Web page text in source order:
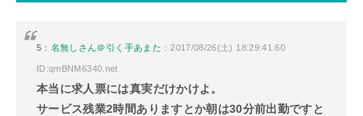
5： 名無しさん＠引く手あまた ：2017/08/26(土) 18:29:41.60
ID:qmBNM6340.net
本当に求人票には真実だけかけよ。
サービス残業2時間ありますとか朝は30分前出勤ですと